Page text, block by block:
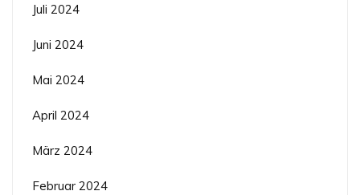
Juli 2024
Juni 2024
Mai 2024
April 2024
März 2024
Februar 2024